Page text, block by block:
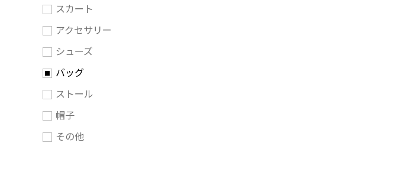
スカート
アクセサリー
シューズ
バッグ
ストール
帽子
その他